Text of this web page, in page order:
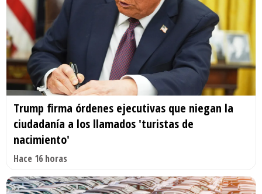
Trump firma órdenes ejecutivas que niegan la
ciudadanía a los llamados 'turistas de
nacimiento'
Hace 16 horas